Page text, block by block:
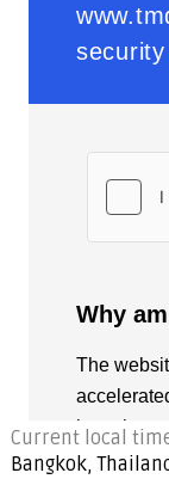
Current local
Bangkok,